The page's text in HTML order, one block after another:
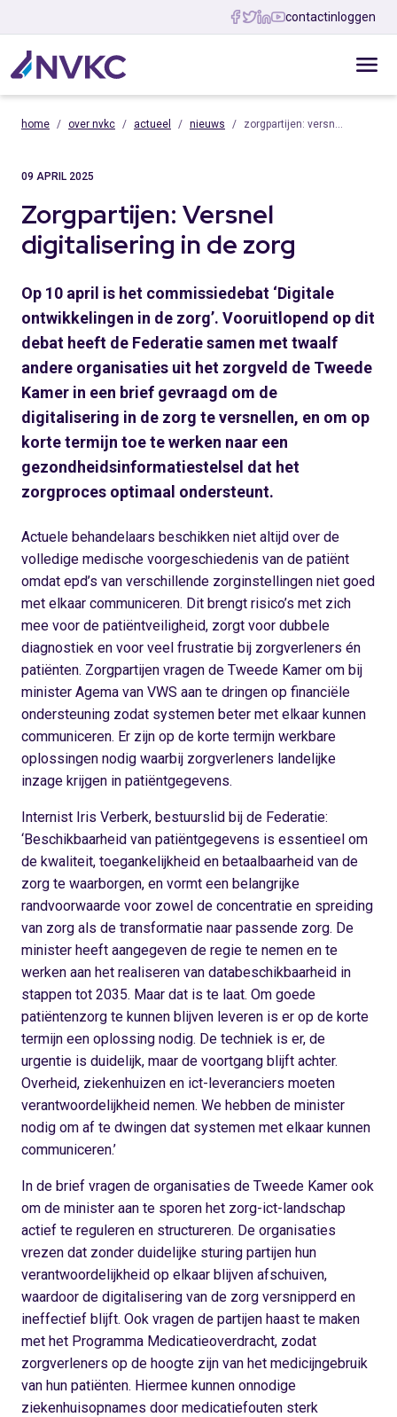
contactinloggen
home over nvkc actueel nieuws zorgpartijen: versn…
09 APRIL 2025
Zorgpartijen: Versnel
digitalisering in de zorg
Op 10 april is het commissiedebat ‘Digitale
ontwikkelingen in de zorg’. Vooruitlopend op dit
debat heeft de Federatie samen met twaalf
andere organisaties uit het zorgveld de Tweede
Kamer in een brief gevraagd om de
digitalisering in de zorg te versnellen, en om op
korte termijn toe te werken naar een
gezondheidsinformatiestelsel dat het
zorgproces optimaal ondersteunt.
Actuele behandelaars beschikken niet altijd over de
volledige medische voorgeschiedenis van de patiënt
omdat epd’s van verschillende zorginstellingen niet goed
met elkaar communiceren. Dit brengt risico’s met zich
mee voor de patiëntveiligheid, zorgt voor dubbele
diagnostiek en voor veel frustratie bij zorgverleners én
patiënten. Zorgpartijen vragen de Tweede Kamer om bij
minister Agema van VWS aan te dringen op financiële
ondersteuning zodat systemen beter met elkaar kunnen
communiceren. Er zijn op de korte termijn werkbare
oplossingen nodig waarbij zorgverleners landelijke
inzage krijgen in patiëntgegevens.
Internist Iris Verberk, bestuurslid bij de Federatie:
‘Beschikbaarheid van patiëntgegevens is essentieel om
de kwaliteit, toegankelijkheid en betaalbaarheid van de
zorg te waarborgen, en vormt een belangrijke
randvoorwaarde voor zowel de concentratie en spreiding
van zorg als de transformatie naar passende zorg. De
minister heeft aangegeven de regie te nemen en te
werken aan het realiseren van databeschikbaarheid in
stappen tot 2035. Maar dat is te laat. Om goede
patiëntenzorg te kunnen blijven leveren is er op de korte
termijn een oplossing nodig. De techniek is er, de
urgentie is duidelijk, maar de voortgang blijft achter.
Overheid, ziekenhuizen en ict-leveranciers moeten
verantwoordelijkheid nemen. We hebben de minister
nodig om af te dwingen dat systemen met elkaar kunnen
communiceren.’
In de brief vragen de organisaties de Tweede Kamer ook
om de minister aan te sporen het zorg-ict-landschap
actief te reguleren en structureren. De organisaties
vrezen dat zonder duidelijke sturing partijen hun
verantwoordelijkheid op elkaar blijven afschuiven,
waardoor de digitalisering van de zorg versnipperd en
ineffectief blijft. Ook vragen de partijen haast te maken
met het Programma Medicatieoverdracht, zodat
zorgverleners op de hoogte zijn van het medicijngebruik
van hun patiënten. Hiermee kunnen onnodige
ziekenhuisopnames door medicatiefouten sterk